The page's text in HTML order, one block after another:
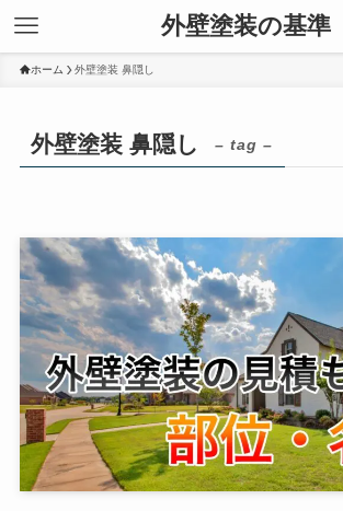
外壁塗装の基準
ホーム 外壁塗装 鼻隠し
外壁塗装 鼻隠し – tag –